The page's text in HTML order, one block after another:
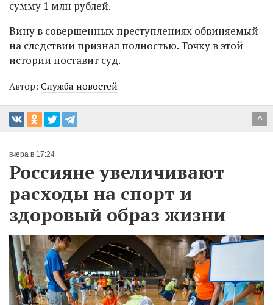
сумму 1 млн рублей.
Вину в совершенных преступлениях обвиняемый
на следствии признал полностью. Точку в этой
истории поставит суд.
Автор: Служба новостей
^
вчера в 17:24
Россияне увеличивают
расходы на спорт и
здоровый образ жизни